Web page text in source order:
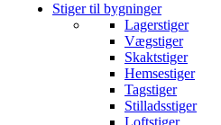
Stiger til bygninger
Lagerstiger
Vægstiger
Skaktstiger
Hemsestiger
Tagstiger
Stilladsstiger
Loftstiger